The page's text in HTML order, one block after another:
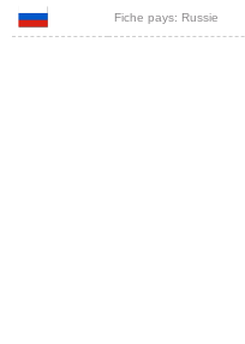
Fiche pays: Russie